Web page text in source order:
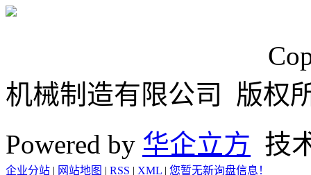
机械制造有限公司 版权
Powered by 华企立方 技
企业分站 | 网站地图 | RSS | XML | 您暂无新询盘信息！